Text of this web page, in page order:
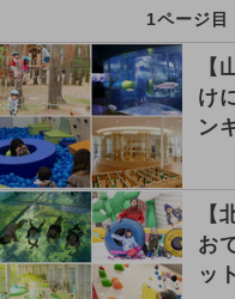
1ページ
【
け
ン
【
お
ッ